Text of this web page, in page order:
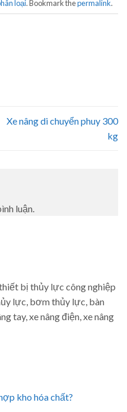
loại. Bookmark thepermalink.
Xe nâng di chuyển phuy 300
kg
luận.
bị thủy lực công nghiệp
lực, bơm thủy lực, bàn
tay, xe nâng điện, xe nâng
kho hóa chất?